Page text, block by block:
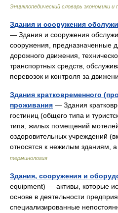
Энциклопедический словарь экономики и
Здания и сооружения
— Здания и сооружения
сооружения, предназначенные
дорожного движения,
транспортных средств,
перевозок и контроля за
Здания кратковременного
проживания — Здания
гостиниц (общего типа и
типа, жилых помещений
оздоровительных учреждений
относятся к нежилым
терминология
Здания, сооружения и
equipment) — активы, которые
основе в деятельности
специализированные